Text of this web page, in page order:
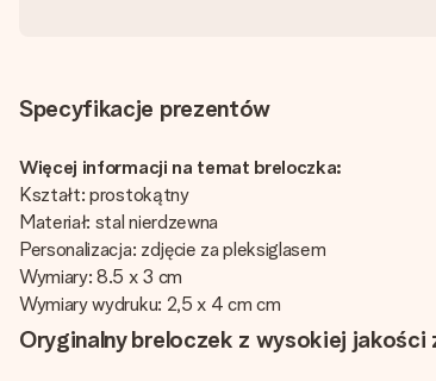
Specyfikacje prezentów
Więcej informacji na temat breloczka:
Kształt: prostokątny
Materiał: stal nierdzewna
Personalizacja: zdjęcie za pleksiglasem
Wymiary: 8.5 x 3 cm
Wymiary wydruku: 2,5 x 4 cm cm
Oryginalny breloczek z wysokiej